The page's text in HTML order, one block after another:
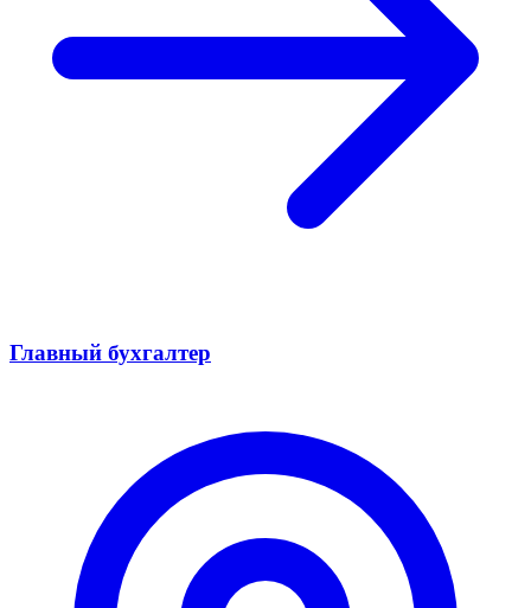
Главный бухгалтер